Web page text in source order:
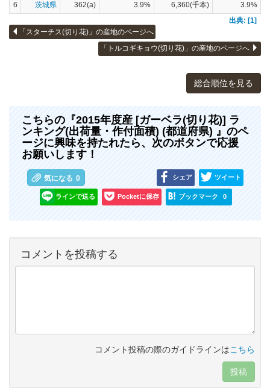
6
茨城県 362(a) 3.9% 6,360(千本)
3.9%
出典: [1]
「スターチス(切り花)」の産地のページへ
「トルコギキョウ(切り花)」の産地のページへ
総合順位を見る
こちらの『2015年度産 [ガーベラ(切り花)] ラ
ンキング(出荷量・作付面積) (都道府県) 』のペ
ージに興味を持たれたら、次のボタンで応援
お願いします！
気になる 0 シェア ツイート
ラインで送る Pocketに保存 ブックマーク 0
コメントを投稿する
コメント投稿の際のガイドラインはこちら
投稿